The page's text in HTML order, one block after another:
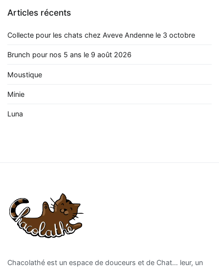
Articles récents
Collecte pour les chats chez Aveve Andenne le 3 octobre
Brunch pour nos 5 ans le 9 août 2026
Moustique
Minie
Luna
Chacolathé est un espace de douceurs et de Chat… leur, un